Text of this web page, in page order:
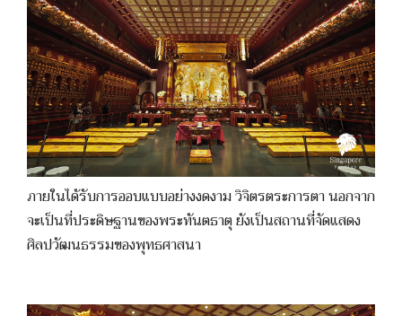
ภายในได้รับการออบแบบอย่างงดงาม วิจิตรตระการตา นอกจาก
จะเป็นที่ประดิษฐานของพระทันตธาตุ ยังเป็นสถานที่จัดแสดง
ศิลปวัฒนธรรมของพุทธศาสนา